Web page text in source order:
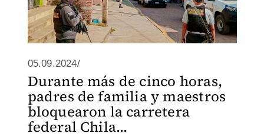
05.09.2024/
Durante más de cinco horas,
padres de familia y maestros
bloquearon la carretera
federal Chila...